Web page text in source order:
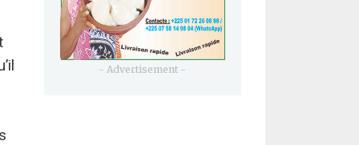
- Advertisement -